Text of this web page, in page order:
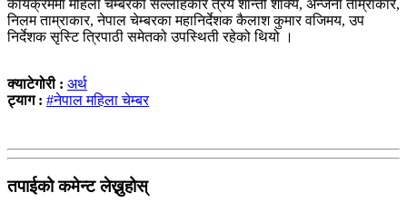
कार्यक्रममा महिला चेम्बरका सल्लाहकार त्रय शान्ती शाक्य, अन्जना ताम्राकार,
निलम ताम्राकार, नेपाल चेम्बरका महानिर्देशक कैलाश कुमार वजिमय, उप
निर्देशक सृस्‍टि त्रिपाठी समेतको उपस्थिती रहेको थियो ।
क्याटेगोरी : अर्थ
ट्याग : #नेपाल महिला चेम्बर
तपाईको कमेन्ट लेख्नुहोस्